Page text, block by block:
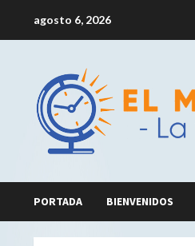
agosto 6, 2026
PORTADA BIENVENIDOS